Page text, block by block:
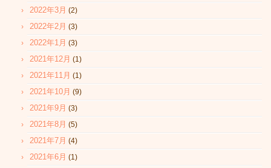
2022年3月 (2)
2022年2月 (3)
2022年1月 (3)
2021年12月 (1)
2021年11月 (1)
2021年10月 (9)
2021年9月 (3)
2021年8月 (5)
2021年7月 (4)
2021年6月 (1)